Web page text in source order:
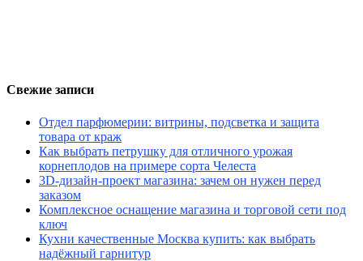
Свежие записи
Отдел парфюмерии: витрины, подсветка и защита
товара от краж
Как выбрать петрушку для отличного урожая
корнеплодов на примере сорта Челеста
3D-дизайн-проект магазина: зачем он нужен перед
заказом
Комплексное оснащение магазина и торговой сети под
ключ
Кухни качественные Москва купить: как выбрать
надёжный гарнитур